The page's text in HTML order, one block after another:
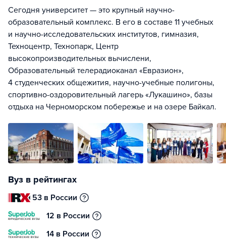
Сегодня университет — это крупный научно-
образовательный комплекс. В его в составе 11 учебных
и научно-исследовательских институтов, гимназия,
Техноцентр, Технопарк, Центр
высокопроизводительных вычислени,
Образовательный телерадиоканал «Евразион»,
4 студенческих общежития, научно-учебные полигоны,
спортивно-оздоровительный лагерь «Лукашино», базы
отдыха на Черноморском побережье и на озере Байкал.
Вуз в рейтингах
53 в России
12 в России
14 в России